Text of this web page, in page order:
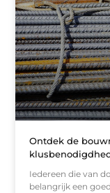
Ontdek de
Iedereen die van
belangrijk een